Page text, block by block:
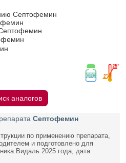
Септофемин
аналогов
Септофемин
по применению препарата,
и подготовлено для
Видаль 2025 года, дата